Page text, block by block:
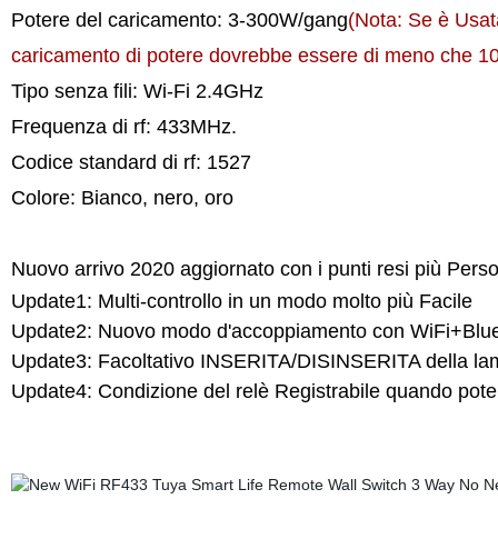
Potere del caricamento: 3-300W/gang(Nota: Se è
caricamento di potere dovrebbe essere di meno che
Tipo senza fili: Wi-Fi 2.4GHz
Frequenza di rf: 433MHz.
Codice standard di rf: 1527
Colore: Bianco, nero, oro
Nuovo arrivo 2020 aggiornato con i punti resi più
Update1: Multi-controllo in un modo molto più Facile
Update2: Nuovo modo d'accoppiamento con
Update3: Facoltativo INSERITA/DISINSERITA della
Update4: Condizione del relè Registrabile quando